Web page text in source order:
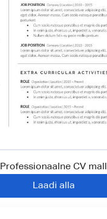
Professionaalne CV mall
Laadi alla